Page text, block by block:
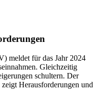
meldet für das Jahr 2024
Gleichzeitig
schultern. Der
Herausforderungen und